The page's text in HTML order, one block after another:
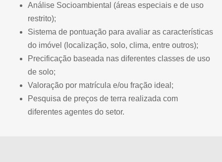
Análise Socioambiental (áreas especiais e de uso
restrito);
Sistema de pontuação para avaliar as características
do imóvel (localização, solo, clima, entre outros);
Precificação baseada nas diferentes classes de uso
de solo;
Valoração por matrícula e/ou fração ideal;
Pesquisa de preços de terra realizada com
diferentes agentes do setor.